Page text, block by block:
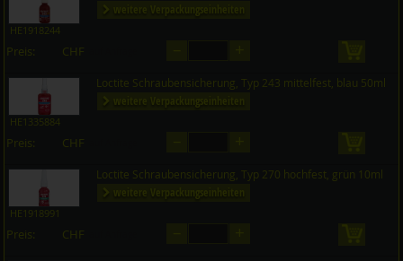
HE1918244
weitere Verpackungseinheiten
Preis: CHF
HE1335884
Loctite Schraubensicherung, Typ 243 mittelfest, blau 50ml
weitere Verpackungseinheiten
Preis: CHF
HE1918991
Loctite Schraubensicherung, Typ 270 hochfest, grün 10ml
weitere Verpackungseinheiten
Preis: CHF